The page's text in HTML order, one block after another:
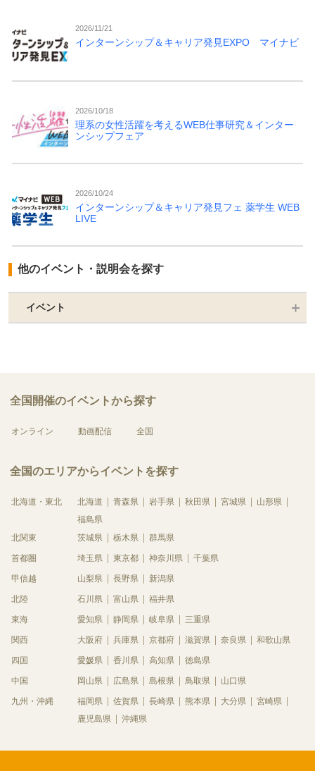
2026/11/21
インターンシップ＆キャリア発見EXPO マイナビ
2026/10/18
理系の女性活躍を考えるWEB仕事研究＆インター
ンシップフェア
2026/10/24
インターンシップ＆キャリア発見フェ 薬学生 WEB
LIVE
他のイベント・説明会を探す
イベント
全国開催のイベントから探す
オンライン 動画配信 全国
全国のエリアからイベントを探す
北海道・東北 北海道 青森県 岩手県 秋田県 宮城県
山形県
福島県
北関東
茨城県 栃木県 群馬県
首都圏 埼玉県 東京都 神奈川県 千葉県
甲信越 山梨県 長野県 新潟県
北陸 石川県 富山県 福井県
東海 愛知県 静岡県 岐阜県 三重県
関西 大阪府 兵庫県 京都府 滋賀県 奈良県 和歌山県
四国 愛媛県 香川県 高知県 徳島県
中国 岡山県 広島県 島根県 鳥取県 山口県
九州・沖縄 福岡県 佐賀県 長崎県 熊本県 大分県
宮崎県
鹿児島県
沖縄県